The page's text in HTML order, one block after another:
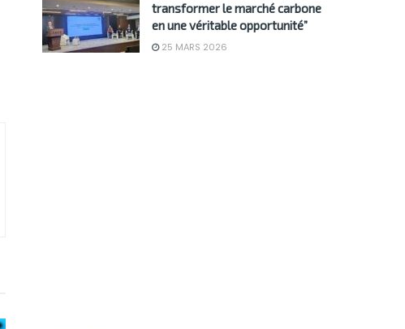
transformer le marché carbone
en une véritable opportunité”
25 MARS 2026